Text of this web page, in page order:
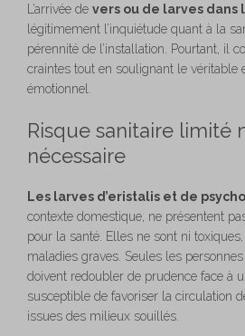
L’arrivée de vers ou de larves dans
légitimement l’inquiétude quant à la
pérennité de l’installation. Pourtant, il
craintes tout en soulignant le véritable
émotionnel.
Risque sanitaire limité
nécessaire
Les larves d’eristalis et de
contexte domestique, ne présentent
pour la santé. Elles ne sont ni
maladies graves. Seules les
doivent redoubler de prudence face à
susceptible de favoriser la circulation
issues des milieux souillés.